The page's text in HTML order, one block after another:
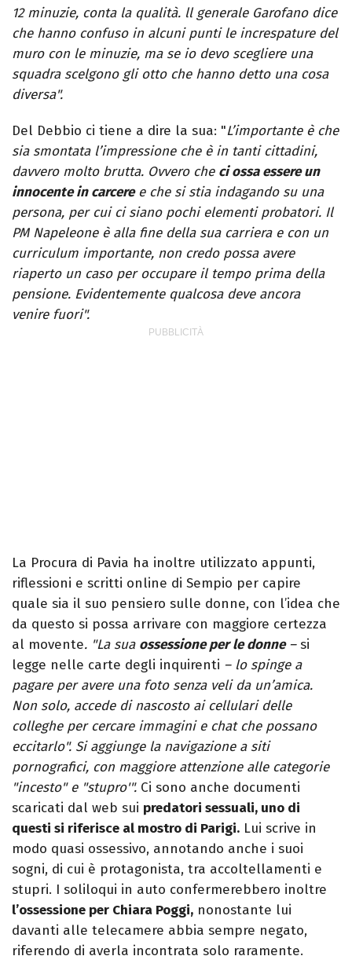
12 minuzie, conta la qualità. ll generale Garofano dice
che hanno confuso in alcuni punti le increspature del
muro con le minuzie, ma se io devo scegliere una
squadra scelgono gli otto che hanno detto una cosa
diversa".
Del Debbio ci tiene a dire la sua: "L’importante è che
sia smontata l’impressione che è in tanti cittadini,
davvero molto brutta. Ovvero che ci ossa essere un
innocente in carceree che si stia indagando su una
persona, per cui ci siano pochi elementi probatori. Il
PM Napeleone è alla fine della sua carriera e con un
curriculum importante, non credo possa avere
riaperto un caso per occupare il tempo prima della
pensione. Evidentemente qualcosa deve ancora
venire fuori".
La Procura di Pavia ha inoltre utilizzato appunti,
riflessioni e scritti online di Sempio per capire
quale sia il suo pensiero sulle donne, con l’idea che
da questo si possa arrivare con maggiore certezza
al movente. "La sua ossessione per le donne–si
legge nelle carte degli inquirenti – lo spinge a
pagare per avere una foto senza veli da un’amica.
Non solo, accede di nascosto ai cellulari delle
colleghe per cercare immagini e chat che possano
eccitarlo". Si aggiunge la navigazione a siti
pornografici, con maggiore attenzione alle categorie
"incesto" e "stupro'". Ci sono anche documenti
scaricati dal web sui predatori sessuali, uno di
questi si riferisce al mostro di Parigi. Lui scrive in
modo quasi ossessivo, annotando anche i suoi
sogni, di cui è protagonista, tra accoltellamenti e
stupri. I soliloqui in auto confermerebbero inoltre
l’ossessione per Chiara Poggi, nonostante lui
davanti alle telecamere abbia sempre negato,
riferendo di averla incontrata solo raramente.